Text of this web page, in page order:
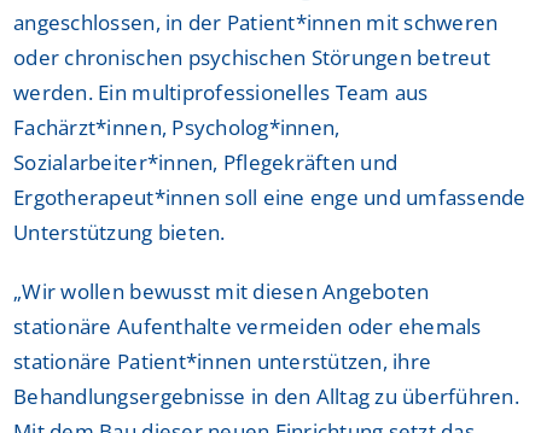
angeschlossen, in der Patient*innen mit schweren
oder chronischen psychischen Störungen betreut
werden. Ein multiprofessionelles Team aus
Fachärzt*innen, Psycholog*innen,
Sozialarbeiter*innen, Pflegekräften und
Ergotherapeut*innen soll eine enge und umfassende
Unterstützung bieten.
„Wir wollen bewusst mit diesen Angeboten
stationäre Aufenthalte vermeiden oder ehemals
stationäre Patient*innen unterstützen, ihre
Behandlungsergebnisse in den Alltag zu überführen.